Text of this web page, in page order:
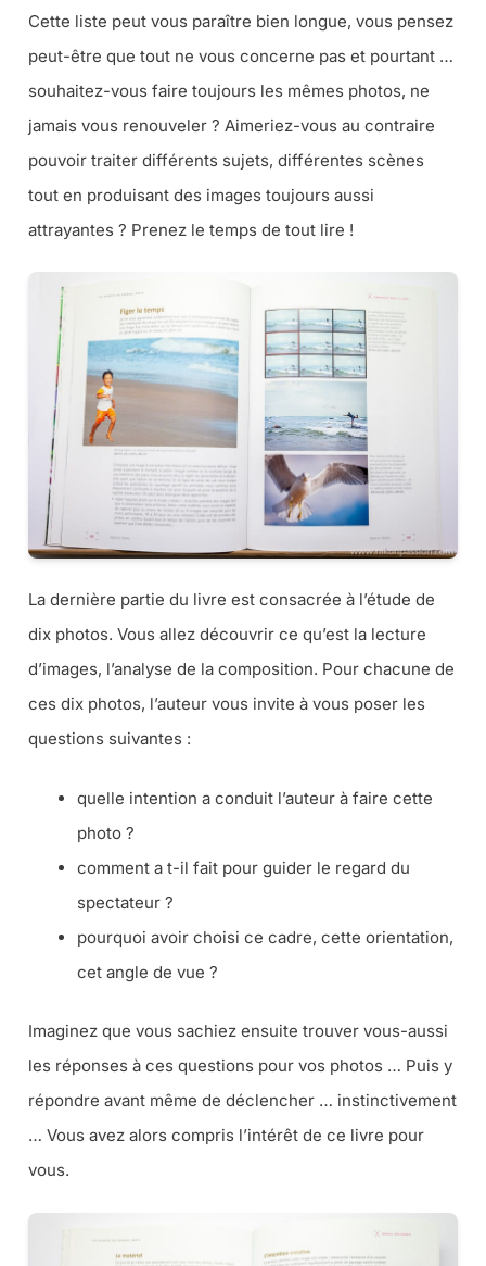
Cette liste peut vous paraître bien longue, vous pensez
peut-être que tout ne vous concerne pas et pourtant …
souhaitez-vous faire toujours les mêmes photos, ne
jamais vous renouveler ? Aimeriez-vous au contraire
pouvoir traiter différents sujets, différentes scènes
tout en produisant des images toujours aussi
attrayantes ? Prenez le temps de tout lire !
La dernière partie du livre est consacrée à l’étude de
dix photos. Vous allez découvrir ce qu’est la lecture
d’images, l’analyse de la composition. Pour chacune de
ces dix photos, l’auteur vous invite à vous poser les
questions suivantes :
quelle intention a conduit l’auteur à faire cette
photo ?
comment a t-il fait pour guider le regard du
spectateur ?
pourquoi avoir choisi ce cadre, cette orientation,
cet angle de vue ?
Imaginez que vous sachiez ensuite trouver vous-aussi
les réponses à ces questions pour vos photos … Puis y
répondre avant même de déclencher … instinctivement
… Vous avez alors compris l’intérêt de ce livre pour
vous.